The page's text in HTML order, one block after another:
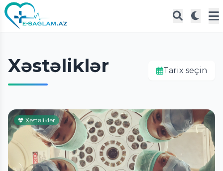
Xəstəliklər Tarix seçin
Xəstəliklər